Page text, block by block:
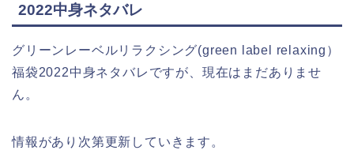
2022中身ネタバレ
グリーンレーベルリラクシング(green label relaxing）
福袋2022中身ネタバレですが、現在はまだありませ
ん。
情報があり次第更新していきます。